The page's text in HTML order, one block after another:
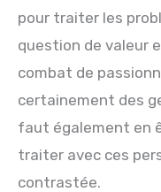
pour traiter les
question de valeur
combat de
certainement des
faut également en
traiter avec ces
contrastée.